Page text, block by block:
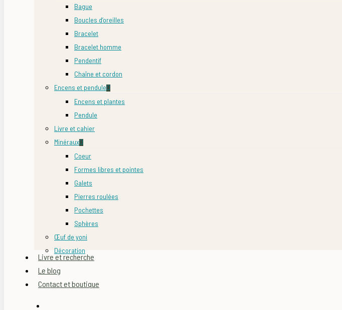
Bague
Boucles d’oreilles
Bracelet
Bracelet homme
Pendentif
Chaîne et cordon
Encens et pendule
Encens et plantes
Pendule
Livre et cahier
Minéraux
Coeur
Formes libres et pointes
Galets
Pierres roulées
Pochettes
Sphères
Œuf de yoni
Décoration
Livre et recherche
Le blog
Contact et boutique